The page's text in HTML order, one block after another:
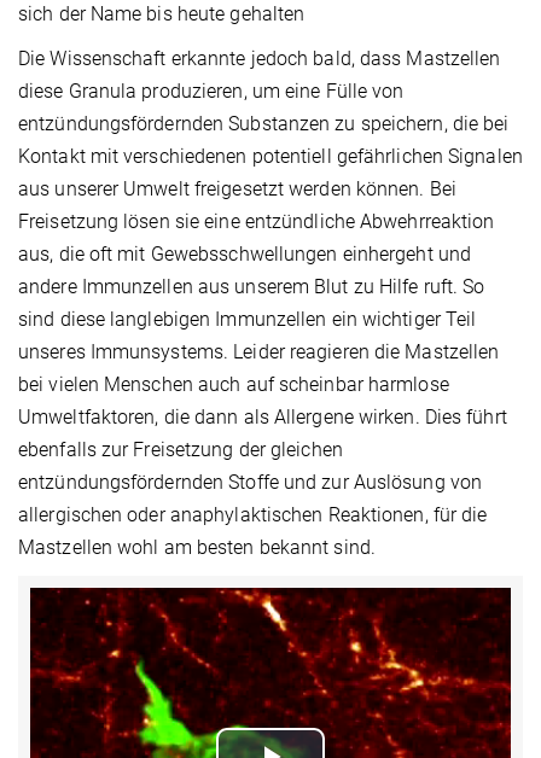
sich der Name bis heute gehalten
Die Wissenschaft erkannte jedoch bald, dass Mastzellen
diese Granula produzieren, um eine Fülle von
entzündungsfördernden Substanzen zu speichern, die bei
Kontakt mit verschiedenen potentiell gefährlichen Signalen
aus unserer Umwelt freigesetzt werden können. Bei
Freisetzung lösen sie eine entzündliche Abwehrreaktion
aus, die oft mit Gewebsschwellungen einhergeht und
andere Immunzellen aus unserem Blut zu Hilfe ruft. So
sind diese langlebigen Immunzellen ein wichtiger Teil
unseres Immunsystems. Leider reagieren die Mastzellen
bei vielen Menschen auch auf scheinbar harmlose
Umweltfaktoren, die dann als Allergene wirken. Dies führt
ebenfalls zur Freisetzung der gleichen
entzündungsfördernden Stoffe und zur Auslösung von
allergischen oder anaphylaktischen Reaktionen, für die
Mastzellen wohl am besten bekannt sind.